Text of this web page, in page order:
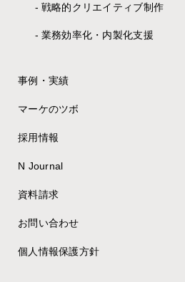
戦略的クリエイティブ制作
業務効率化・内製化支援
事例・実績
マーケのツボ
採用情報
N Journal
資料請求
お問い合わせ
個人情報保護方針